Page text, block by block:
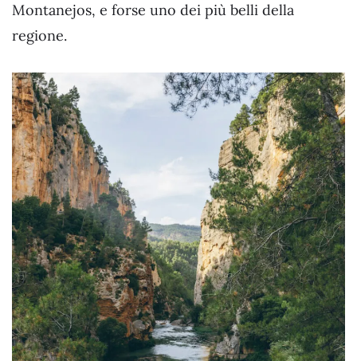
Montanejos, e forse uno dei più belli della
regione.